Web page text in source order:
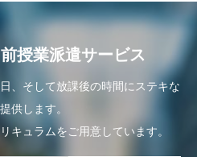
授業派遣サービス
、そして放課後の時間にステキな
供します。
キュラムをご用意しています。